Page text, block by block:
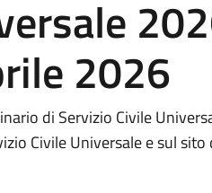
2026
di Servizio Civile
Civile Universale e sul sito